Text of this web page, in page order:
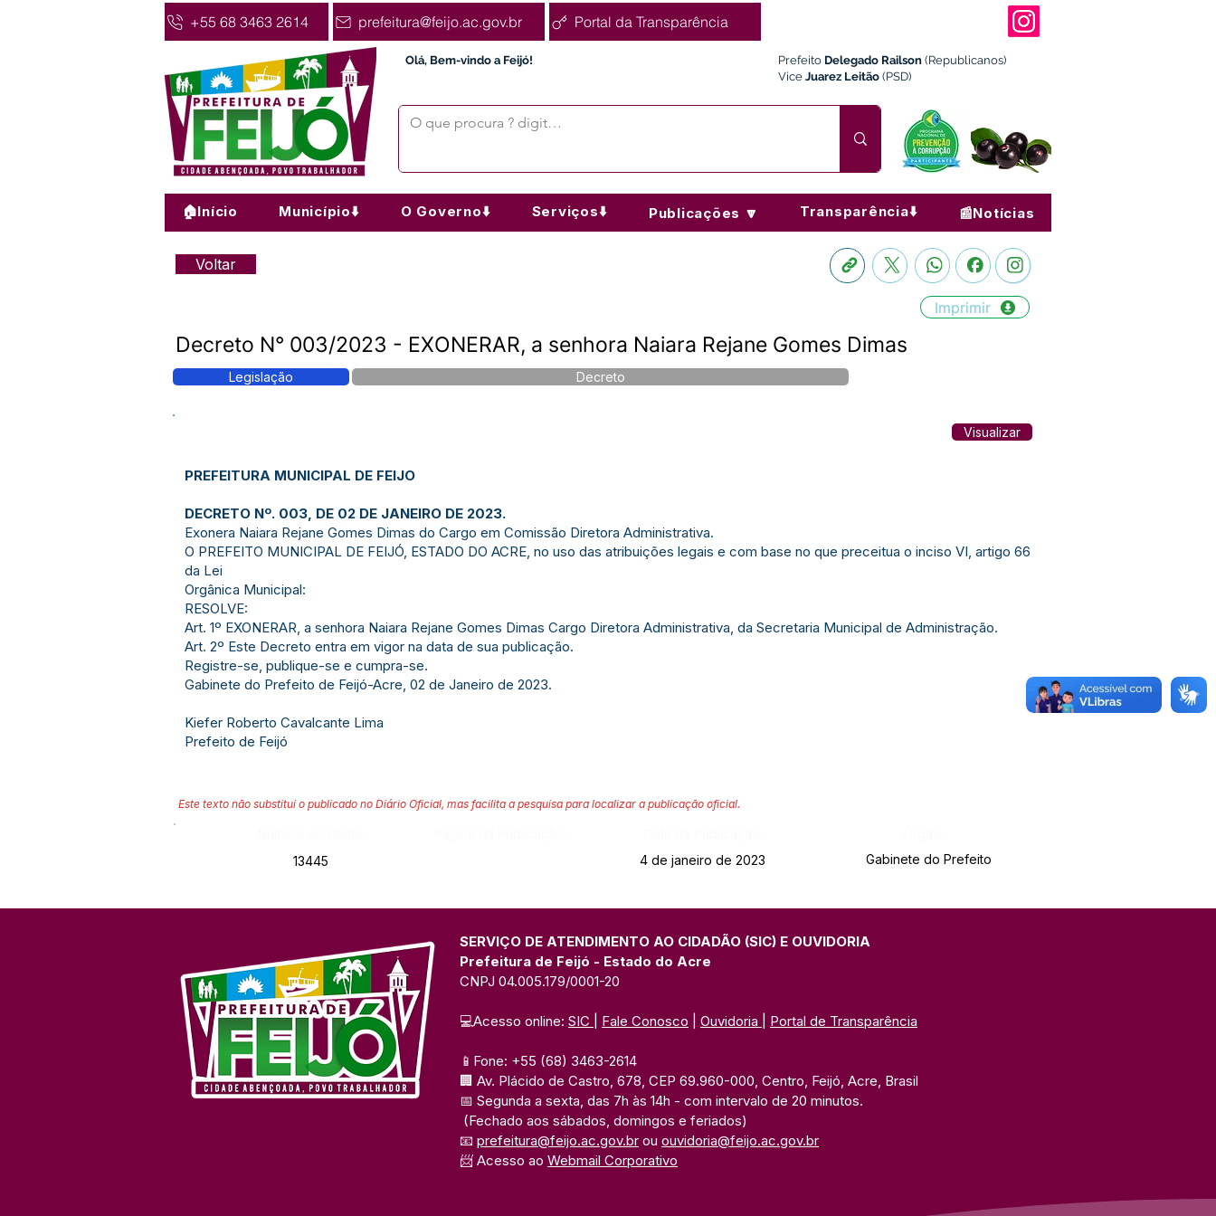
+55 68 3463 2614 prefeitura@feijo.ac.gov.br Portal da Transparência
Olá, Bem-vindo a Feijó! Prefeito Delegado Railson (Republicanos)
Vice Juarez Leitão (PSD)
🏠Início Município⬇️ O Governo⬇️ Serviços⬇️ Publicações 🔽 Transparência⬇️ 📰Notícias
Voltar
Imprimir
Decreto N° 003/2023 - EXONERAR, a senhora Naiara Rejane Gomes Dimas
Legislação Decreto
Visualizar
PREFEITURA MUNICIPAL DE FEIJO
DECRETO Nº. 003, DE 02 DE JANEIRO DE 2023.
Exonera Naiara Rejane Gomes Dimas do Cargo em Comissão Diretora Administrativa.
O PREFEITO MUNICIPAL DE FEIJÓ, ESTADO DO ACRE, no uso das atribuições legais e com base no que preceitua o inciso VI, artigo 66
da Lei
Orgânica Municipal:
RESOLVE:
Art. 1º EXONERAR, a senhora Naiara Rejane Gomes Dimas Cargo Diretora Administrativa, da Secretaria Municipal de Administração.
Art. 2º Este Decreto entra em vigor na data de sua publicação.
Registre-se, publique-se e cumpra-se.
Gabinete do Prefeito de Feijó-Acre, 02 de Janeiro de 2023.
Kiefer Roberto Cavalcante Lima
Prefeito de Feijó
Este texto não substitui o publicado no Diário Oficial, mas facilita a pesquisa para localizar a publicação oficial.
13445
4 de janeiro de 2023 Gabinete do Prefeito
SERVIÇO DE ATENDIMENTO AO CIDADÃO (SIC) E OUVIDORIA
Prefeitura de Feijó - Estado do Acre
CNPJ 04.005.179/0001-20
💻Acesso online: SIC Fale Conosco Ouvidoria Portal de Transparência
📱Fone: +55 (68) 3463-2614
🏢 Av. Plácido de Castro, 678, CEP 69.960-000, Centro, Feijó, Acre, Brasil
📅 Segunda a sexta, das 7h às 14h - com intervalo de 20 minutos.
(Fechado aos sábados, domingos e feriados)
📧 prefeitura@feijo.ac.gov.br ou ouvidoria@feijo.ac.gov.br
📨 Acesso ao Webmail Corporativo